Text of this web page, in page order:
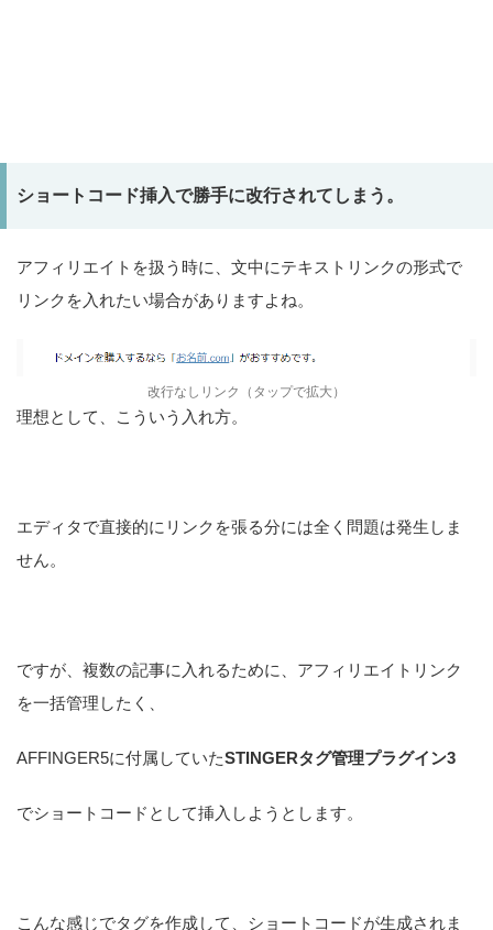
ショートコード挿入で勝手に改行されてしまう。
アフィリエイトを扱う時に、文中にテキストリンクの形式で
リンクを入れたい場合がありますよね。
改行なしリンク（タップで拡大）
理想として、こういう入れ方。
エディタで直接的にリンクを張る分には全く問題は発生しま
せん。
ですが、複数の記事に入れるために、アフィリエイトリンク
を一括管理したく、
AFFINGER5に付属していたSTINGERタグ管理プラグイン3
でショートコードとして挿入しようとします。
こんな感じでタグを作成して、ショートコードが生成されま